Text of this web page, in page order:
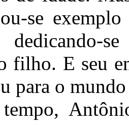
se
filho. E seu
para o